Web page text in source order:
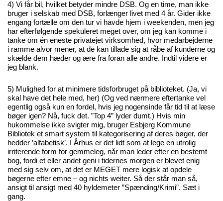
4) Vi får bil, hvilket betyder mindre DSB. Og en time, man ikke
bruger i selskab med DSB, forlænger livet med 4 år. Gider ikke
engang fortælle om den tur vi havde hjem i weekenden, men jeg
har efterfølgende spekuleret meget over, om jeg kan komme i
tanke om én eneste privatejet virksomhed, hvor medarbejderne
i ramme alvor mener, at de kan tillade sig at råbe af kunderne og
skælde dem hæder og ære fra foran alle andre. Indtil videre er
jeg blank.
5) Mulighed for at minimere tidsforbruget på biblioteket. (Ja, vi
skal have det hele med, her) (Og ved nærmere eftertanke vel
egentlig også kun en fordel, hvis jeg nogensinde får tid til at læse
bøger igen? Nå, fuck det. ”Top 4” lyder dumt.) Hvis min
hukommelse ikke svigter mig, bruger Esbjerg Kommune
Bibliotek et smart system til kategorisering af deres bøger, der
hedder ’alfabetisk’. I Århus er det lidt som at lege en utrolig
irriterende form for gemmeleg, når man leder efter en bestemt
bog, fordi et eller andet geni i tidernes morgen er blevet enig
med sig selv om, at det er MEGET mere logisk at opdele
bøgerne efter emne – og nichts weiter. Så der står man så,
ansigt til ansigt med 40 hyldemeter ”Spænding/Krimi”. Sæt i
gang.